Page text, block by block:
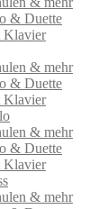
& Duette
Klavier
& mehr
& Duette
Klavier
& mehr
& Duette
Klavier
& mehr